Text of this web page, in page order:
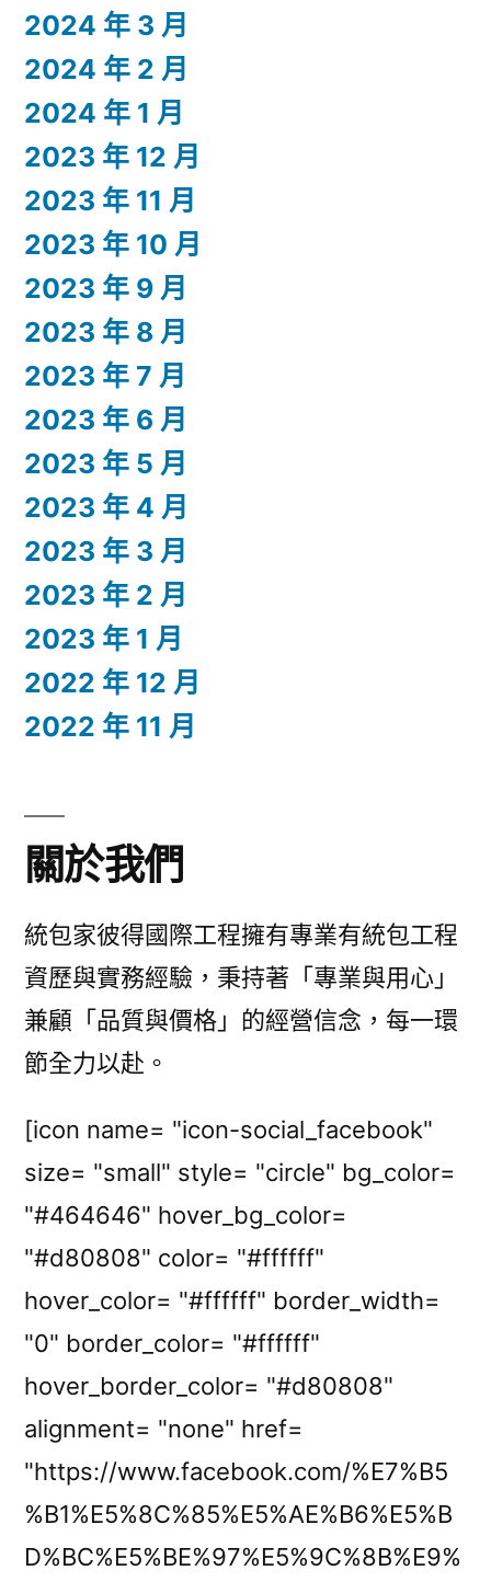
2024 年 3 月
2024 年 2 月
2024 年 1 月
2023 年 12 月
2023 年 11 月
2023 年 10 月
2023 年 9 月
2023 年 8 月
2023 年 7 月
2023 年 6 月
2023 年 5 月
2023 年 4 月
2023 年 3 月
2023 年 2 月
2023 年 1 月
2022 年 12 月
2022 年 11 月
關於我們
統包家彼得國際工程擁有專業有統包工程
資歷與實務經驗，秉持著「專業與用心」
兼顧「品質與價格」的經營信念，每一環
節全力以赴。
[icon name= "icon-social_facebook"
size= "small" style= "circle" bg_color=
"#464646" hover_bg_color=
"#d80808" color= "#ffffff"
hover_color= "#ffffff" border_width=
"0" border_color= "#ffffff"
hover_border_color= "#d80808"
alignment= "none" href=
"https://www.facebook.com/%E7%B5
%B1%E5%8C%85%E5%AE%B6%E5%B
D%BC%E5%BE%97%E5%9C%8B%E9%